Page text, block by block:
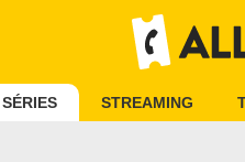
SÉRIES STREAMING